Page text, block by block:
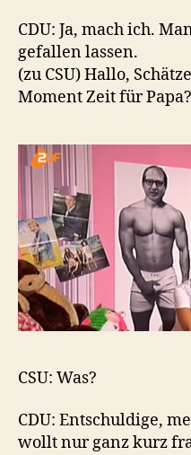
CDU: Ja, mach ich.
gefallen lassen.
(zu CSU) Hallo,
Moment Zeit für
CSU: Was?
CDU: Entschuldige,
wollt nur ganz kurz